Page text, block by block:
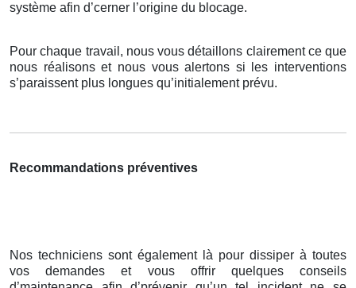
système afin d’cerner l’origine du blocage.
Pour chaque travail, nous vous détaillons clairement ce que
nous réalisons et nous vous alertons si les interventions
s’paraissent plus longues qu’initialement prévu.
Recommandations préventives
Nos techniciens sont également là pour dissiper à toutes
vos demandes et vous offrir quelques conseils